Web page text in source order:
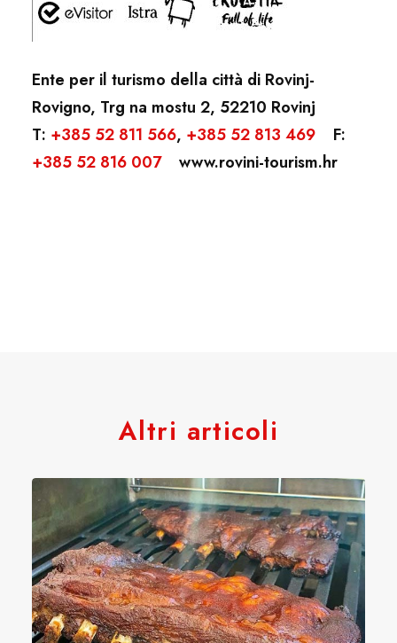
Ente per il turismo della città di Rovinj-
Rovigno, Trg na mostu 2, 52210 Rovinj
T: +385 52 811 566, +385 52 813 469 F:
+385 52 816 007www.rovini-tourism.hr
Altri articoli